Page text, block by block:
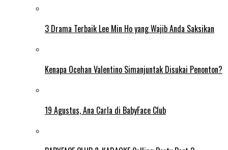
3 Drama Terbaik Lee Min Ho yang Wajib Anda Saksikan
Kenapa Ocehan Valentino Simanjuntak Disukai Penonton?
19 Agustus, Ana Carla di BabyFace Club